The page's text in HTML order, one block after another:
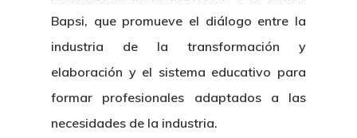
Bapsi, que promueve el diálogo entre la
industria de la transformación y
elaboración y el sistema educativo para
formar profesionales adaptados a las
necesidades de la industria.
Nosotros